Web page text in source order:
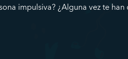
impulsiva? ¿Alguna vez te